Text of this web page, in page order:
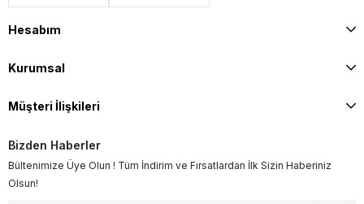
Hesabım
Kurumsal
Müşteri İlişkileri
Bizden Haberler
Bültenimize Üye Olun ! Tüm İndirim ve Fırsatlardan İlk Sizin Haberiniz
Olsun!